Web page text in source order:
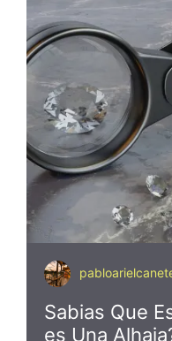
Sabias Que
es Una